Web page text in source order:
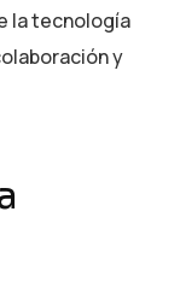
la tecnología
y